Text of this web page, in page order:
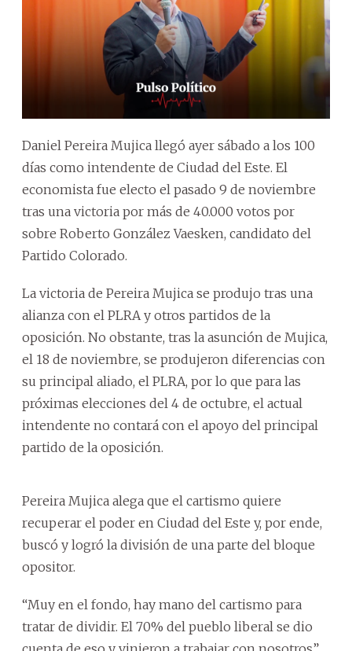
Daniel Pereira Mujica llegó ayer sábado a los 100
días como intendente de Ciudad del Este. El
economista fue electo el pasado 9 de noviembre
tras una victoria por más de 40.000 votos por
sobre Roberto González Vaesken, candidato del
Partido Colorado.
La victoria de Pereira Mujica se produjo tras una
alianza con el PLRA y otros partidos de la
oposición. No obstante, tras la asunción de Mujica,
el 18 de noviembre, se produjeron diferencias con
su principal aliado, el PLRA, por lo que para las
próximas elecciones del 4 de octubre, el actual
intendente no contará con el apoyo del principal
partido de la oposición.
Pereira Mujica alega que el cartismo quiere
recuperar el poder en Ciudad del Este y, por ende,
buscó y logró la división de una parte del bloque
opositor.
“Muy en el fondo, hay mano del cartismo para
tratar de dividir. El 70% del pueblo liberal se dio